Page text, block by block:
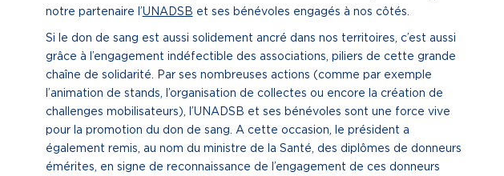
notre partenaire l’UNADSB et ses bénévoles engagés à nos côtés.
Si le don de sang est aussi solidement ancré dans nos territoires, c’est aussi
grâce à l’engagement indéfectible des associations, piliers de cette grande
chaîne de solidarité. Par ses nombreuses actions (comme par exemple
l’animation de stands, l’organisation de collectes ou encore la création de
challenges mobilisateurs), l’UNADSB et ses bénévoles sont une force vive
pour la promotion du don de sang. A cette occasion, le président a
également remis, au nom du ministre de la Santé, des diplômes de donneurs
émérites, en signe de reconnaissance de l’engagement de ces donneurs